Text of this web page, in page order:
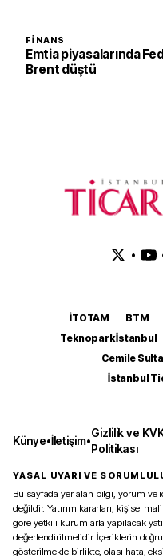
FINANS
Emtia piyasalarında
Brent düştü
•
İTOTAM BTM
Teknopark İstanbul
Cemile
İstanbul
Künye•İletişim•
Gizlilik ve
Politikası
YASAL UYARI VE
Bu sayfada yer alan bilgi, yorum ve
değildir. Yatırım kararları, kişisel
göre yetkili kurumlarla yapılacak
değerlendirilmelidir. İçeriklerin
gösterilmekle birlikte, olası hata,